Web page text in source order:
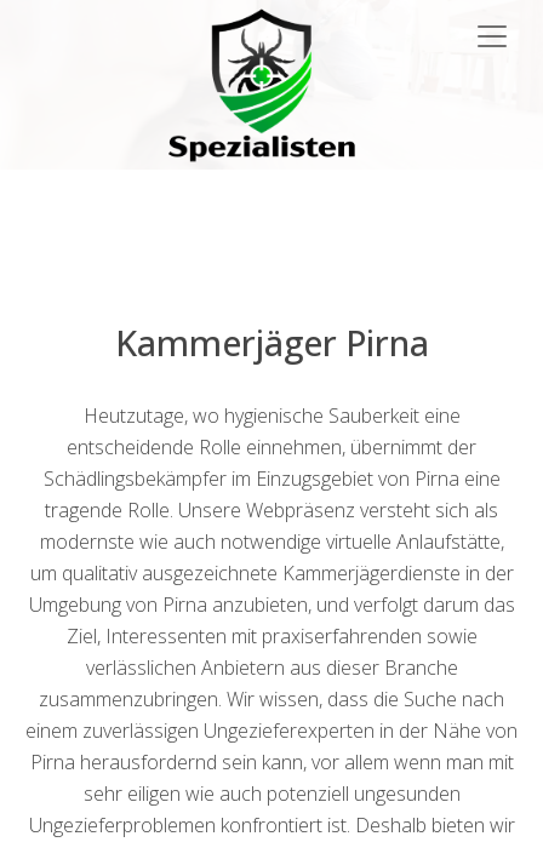
Kammerjäger Pirna
Heutzutage, wo hygienische Sauberkeit eine
entscheidende Rolle einnehmen, übernimmt der
Schädlingsbekämpfer im Einzugsgebiet von Pirna eine
tragende Rolle. Unsere Webpräsenz versteht sich als
modernste wie auch notwendige virtuelle Anlaufstätte,
um qualitativ ausgezeichnete Kammerjägerdienste in der
Umgebung von Pirna anzubieten, und verfolgt darum das
Ziel, Interessenten mit praxiserfahrenden sowie
verlässlichen Anbietern aus dieser Branche
zusammenzubringen. Wir wissen, dass die Suche nach
einem zuverlässigen Ungezieferexperten in der Nähe von
Pirna herausfordernd sein kann, vor allem wenn man mit
sehr eiligen wie auch potenziell ungesunden
Ungezieferproblemen konfrontiert ist. Deshalb bieten wir